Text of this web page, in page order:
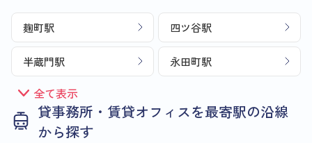
麹町駅 四ツ谷駅
半蔵門駅 永田町駅
全て表示
貸事務所・賃貸オフィスを最寄駅の沿線
から探す